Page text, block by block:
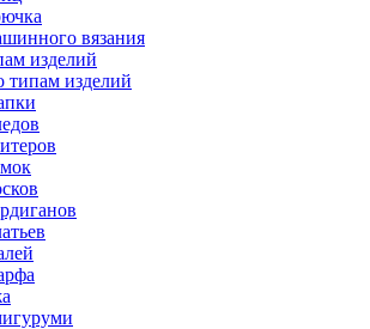
вязания
изделий
типам изделий